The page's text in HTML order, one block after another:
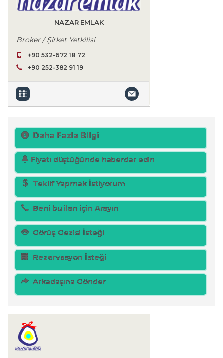
NAZAR EMLAK
Broker / Şirket Yetkilisi
+90 532-672 18 72
+90 252-382 91 19
Daha Fazla Bilgi
Fiyatı düştüğünde haberdar edin
Teklif Yapmak İstiyorum
Beni bu ilan için Arayın
Görüş Gezisi İsteği
Rezervasyon İsteği
Arkadaşına Gönder